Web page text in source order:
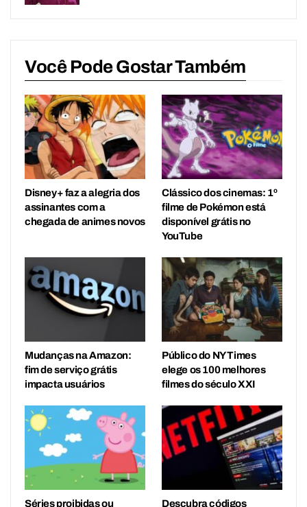
Você Pode Gostar Também
Disney+ faz a alegria dos
assinantes com a
chegada de animes novos
Clássico dos cinemas: 1º
filme de Pokémon está
disponível grátis no
YouTube
Mudanças na Amazon:
fim de serviço grátis
impacta usuários
Público do NY Times
elege os 100 melhores
filmes do século XXI
Séries proibidas ou Descubra códigos